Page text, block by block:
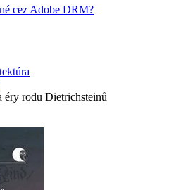
cez Adobe DRM?
rodu Dietrichsteinů